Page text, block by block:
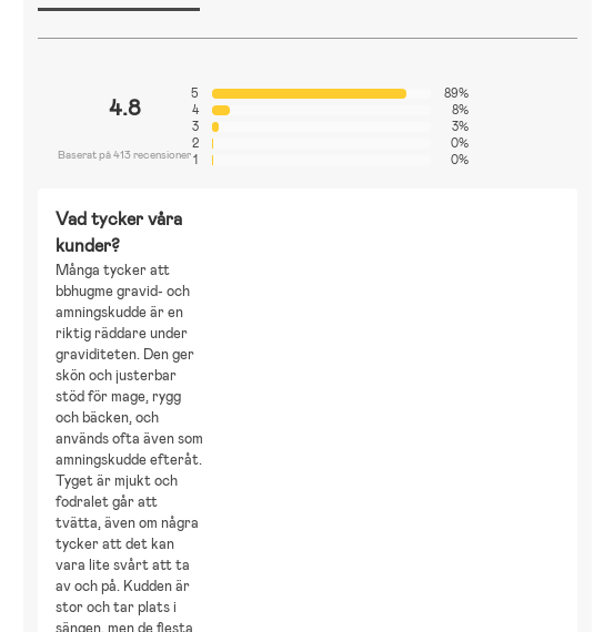
4.8
Baserat på 413 recensioner
5
89%
4
8%
3
3%
2
0%
1
0%
Vad tycker våra
kunder?
Många tycker att
bbhugme gravid- och
amningskudde är en
riktig räddare under
graviditeten. Den ger
skön och justerbar
stöd för mage, rygg
och bäcken, och
används ofta även som
amningskudde efteråt.
Tyget är mjukt och
fodralet går att
tvätta, även om några
tycker att det kan
vara lite svårt att ta
av och på. Kudden är
stor och tar plats i
sängen, men de flesta